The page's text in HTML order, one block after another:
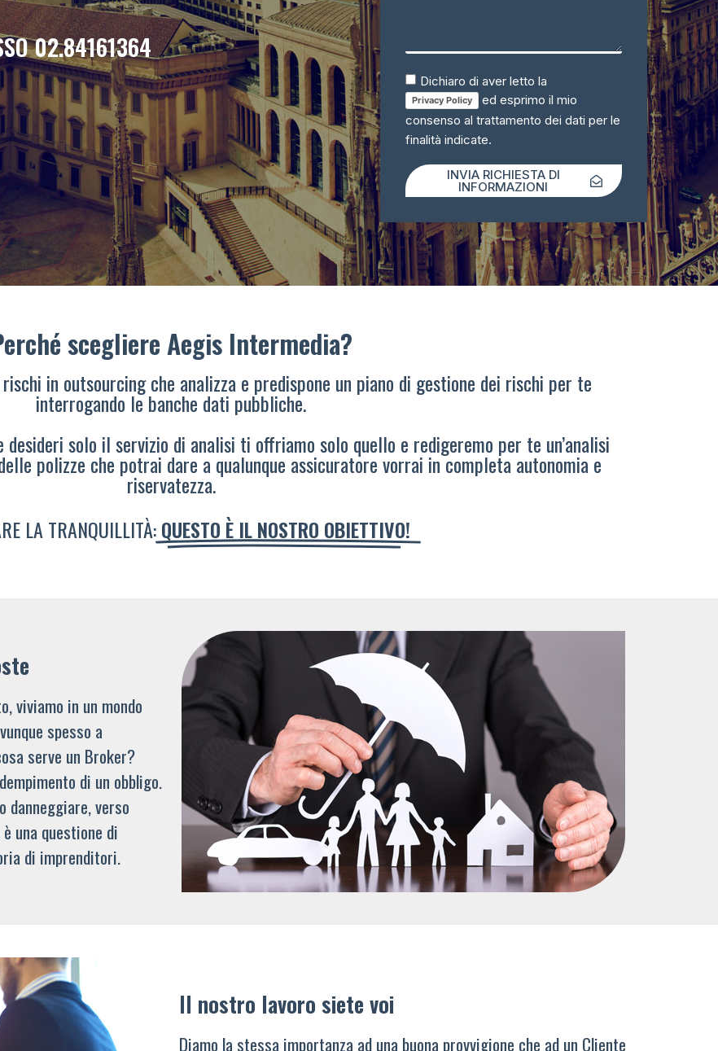
02.84161364
Dichiaro di aver letto la
Privacy Policy
ed esprimo il mio
consenso al trattamento dei dati per le
finalità indicate.
INVIA RICHIESTA DI
INFORMAZIONI
scegliere Aegis Intermedia?
in outsourcing che analizza e predispone un piano di gestione dei rischi per te
interrogando le banche dati pubbliche.
desideri solo il servizio di analisi ti offriamo solo quello e redigeremo per te un’analisi
polizze che potrai dare a qualunque assicuratore vorrai in completa autonomia e
riservatezza.
LA TRANQUILLITÀ:QUESTO È IL NOSTRO OBIETTIVO!
viviamo in un mondo
spesso a
serve un Broker?
di un obbligo.
danneggiare, verso
una questione di
di imprenditori.
Il nostro lavoro siete voi
Diamo la stessa importanza ad una buona provvigione che ad un Cliente